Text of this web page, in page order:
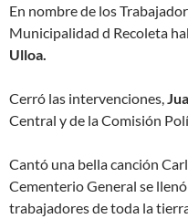
En nombre de los
Municipalidad d Recoleta
Ulloa.
Cerró las intervenciones,
Central y de la Comisión
Cantó una bella canción
Cementerio General se
trabajadores de toda la